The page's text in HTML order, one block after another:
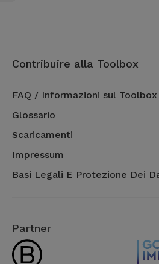
Contribuire alla Toolbox
FAQ / Informazioni sul Toolbox
Glossario
Scaricamenti
Impressum
Basi Legali E Protezione Dei
Partner